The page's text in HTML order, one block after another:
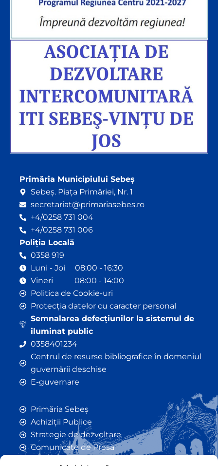
Primăria Municipiului Sebeș
Sebeș. Piața Primăriei, Nr. 1
secretariat@primariasebes.ro
+4/0258 731 004
+4/0258 731 006
Poliția Locală
0358 919
Luni - Joi 08:00 - 16:30
Vineri 08:00 - 14:00
Politica de Cookie-uri
Protecția datelor cu caracter personal
Semnalarea defecțiunilor la sistemul de
iluminat public
0358401234
Centrul de resurse bibliografice în domeniul
guvernării deschise
E-guvernare
Primăria Sebeș
Achiziții Publice
Strategie de dezvoltare
Comunicate de Presă